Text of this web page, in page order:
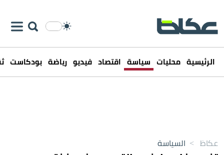
الرئيسية محليات سياسة اقتصاد فيديو رياضة بودكاست
عكاظ > السياسة